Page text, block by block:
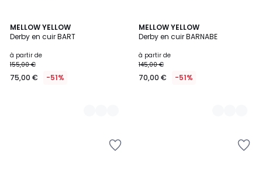
MELLOW YELLOW
Derby en cuir BART
à partir de
155,00 €
75,00 € -51%
2
Couleurs
MELLOW YELLOW
Derby en cuir BARNABE
à partir de
145,00 €
70,00 € -51%
4
Couleurs